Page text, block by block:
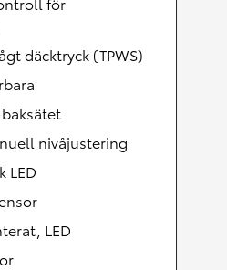
däcktryck (TPWS)
nivåjustering
LED
LED